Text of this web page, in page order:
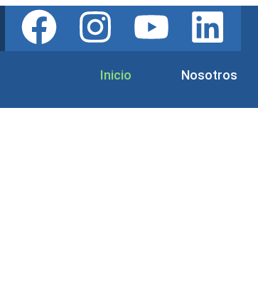
Inicio Nosotros